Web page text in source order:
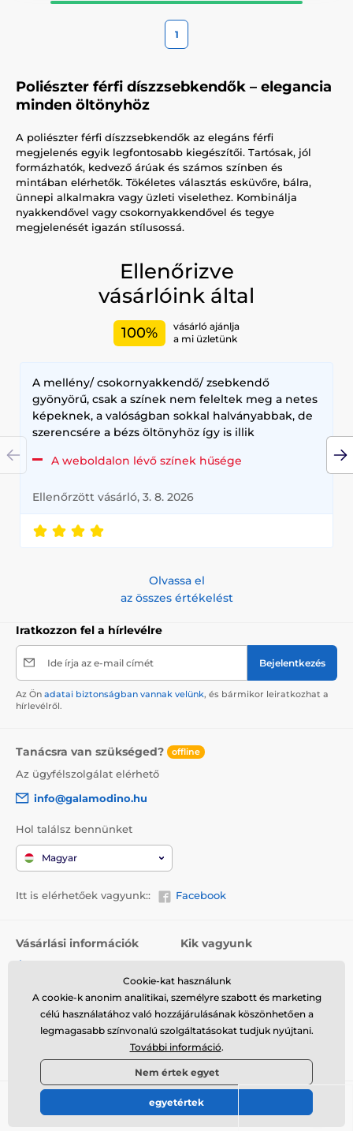
1
Poliészter férfi díszzsebkendők – elegancia
minden öltönyhöz
A poliészter férfi díszzsebkendők az elegáns férfi
megjelenés egyik legfontosabb kiegészítői. Tartósak, jól
formázhatók, kedvező árúak és számos színben és
mintában elérhetők. Tökéletes választás esküvőre, bálra,
ünnepi alkalmakra vagy üzleti viselethez. Kombinálja
nyakkendővel vagy csokornyakkendővel és tegye
megjelenését igazán stílusossá.
Ellenőrizve
vásárlóink által
100%
vásárló ajánlja
a mi üzletünk
A mellény/ csokornyakkendő/ zsebkendő
gyönyörű, csak a színek nem feleltek meg a netes
képeknek, a valóságban sokkal halványabbak, de
szerencsére a bézs öltönyhöz így is illik
A weboldalon lévő színek hűsége
Ellenőrzött vásárló, 3. 8. 2026
Olvassa el
az összes értékelést
Iratkozzon fel a hírlevélre
Ide írja az e-mail címét Bejelentkezés
Az Ön adatai biztonságban vannak velünk, és bármikor leiratkozhat a
hírlevélről.
Tanácsra van szükséged? offline
Az ügyfélszolgálat elérhető
info@galamodino.hu
Hol találsz bennünket
Magyar
Itt is elérhetőek vagyunk:: Facebook
Vásárlási információk
Szállítás
Visszaküldés és reklamáció
Kik vagyunk
Elérhetőségek
Együttműködés a
Galamodinóval
© 2026 www.galamodino.hu ⦁ Webshop szolgáltatónk a
Cookie-kat használunk
A cookie-k anonim analitikai, személyre szabott és marketing
célú használatához való hozzájárulásának köszönhetően a
legmagasabb színvonalú szolgáltatásokat tudjuk nyújtani.
További információ.
Nem értek egyet
egyetértek